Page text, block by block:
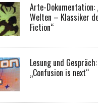
Arte-Dokumentation:
Welten – Klassiker
Fiction“
Lesung und
„Confusion is next“